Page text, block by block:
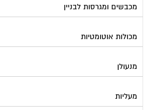
מכבשים ומגרסות לבניין
מכולות אוטומטיות
מנעולן
מעליות